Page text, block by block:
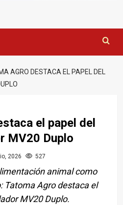
AGRO DESTACA EL PAPEL DEL
el papel del
MV20 Duplo
2026 527
animal como
Tatoma Agro destaca el
MV20 Duplo.